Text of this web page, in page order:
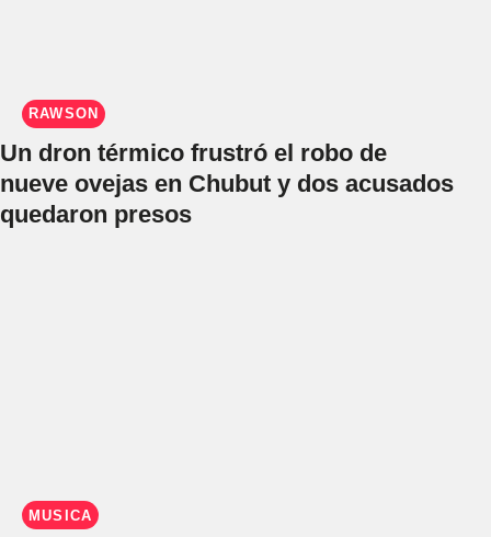
RAWSON
Un dron térmico frustró el robo de
nueve ovejas en Chubut y dos acusados
quedaron presos
MÚSICA